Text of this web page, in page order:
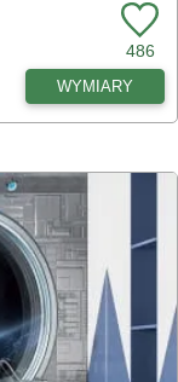
486
WYMIARY